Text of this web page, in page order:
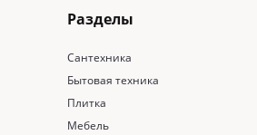
Разделы
Сантехника
Бытовая техника
Плитка
Мебель